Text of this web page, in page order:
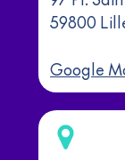
59800
Google